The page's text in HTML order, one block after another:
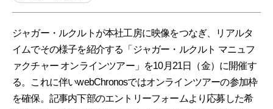
ジャガー・ルクルトが本社工房に映像をつなぎ、リアルタ
イムでその様子を紹介する「ジャガー・ルクルト マニュフ
ァクチャー オンラインツアー」を10月21日（金）に開催す
る。これに伴いwebChronosではオンラインツアーの参加枠
を確保。記事内下部のエントリーフォームより応募した希